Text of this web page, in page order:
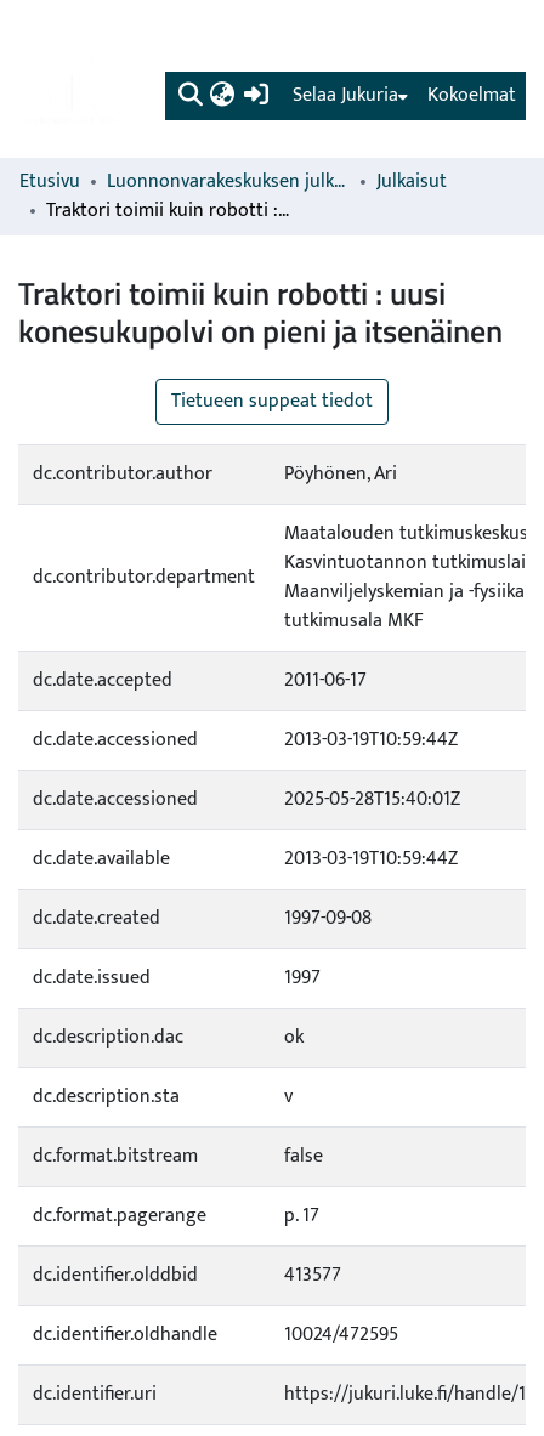
(current) Kokoelmat
Selaa Jukuria
Etusivu Luonnonvarakeskuksen julkaisut
Julkaisut
Traktori toimii kuin robotti : uusi konesukupolvi on pieni ja itsenäinen
Traktori toimii kuin robotti : uusi
konesukupolvi on pieni ja itsenäinen
Tietueen suppeat tiedot
dc.contributor.author Pöyhönen, Ari
dc.contributor.department
Maatalouden tutkimuskeskus
Kasvintuotannon
Maanviljelyskemian ja -fysiikan
tutkimusala MKF
dc.date.accepted
2011-06-17
dc.date.accessioned
2013-03-19T10:59:44Z
dc.date.accessioned
2025-05-28T15:40:01Z
dc.date.available
2013-03-19T10:59:44Z
dc.date.created
1997-09-08
dc.date.issued
1997
dc.description.dac
ok
dc.description.sta
v
dc.format.bitstream
false
dc.format.pagerange
p. 17
dc.identifier.olddbid
413577
dc.identifier.oldhandle
10024/472595
dc.identifier.uri
https://jukuri.luke.fi/handle/